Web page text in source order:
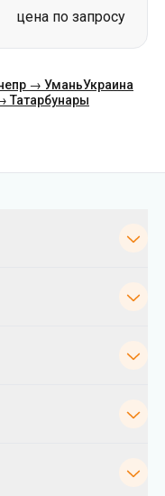
цена по запросу
→ УманьУкраина
Татарбунары